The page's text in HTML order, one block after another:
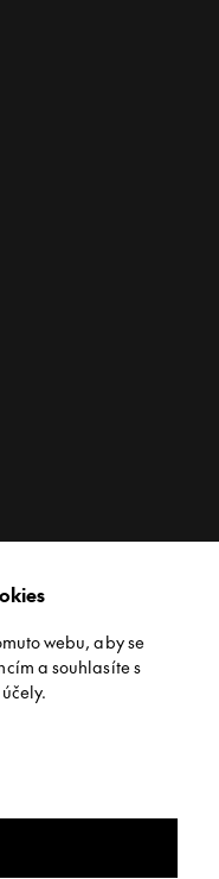
webu, aby se
a souhlasíte s